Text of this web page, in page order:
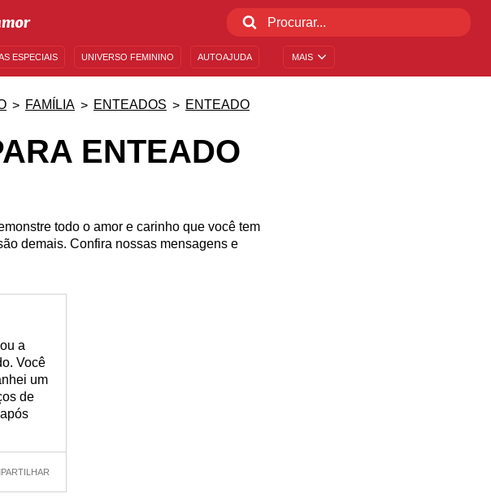
MAIS
ESPECIAIS UNIVERSO FEMININO AUTOAJUDA
FAMÍLIA ENTEADOS ENTEADO
ENTEADO
todo o amor e carinho que você tem
demais. Confira nossas mensagens e
a
Você
um
de